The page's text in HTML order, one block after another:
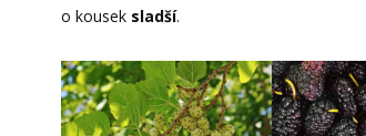
o kousek sladší.